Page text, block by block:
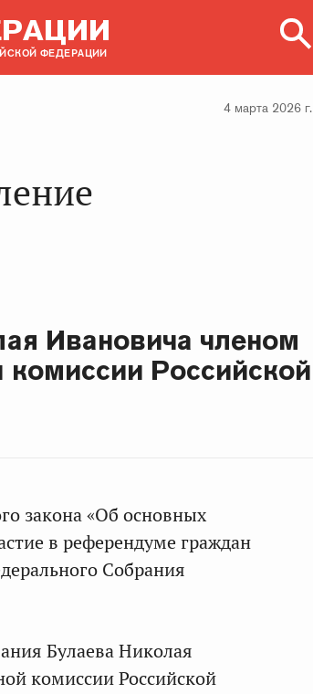
ФЕДЕРАЦИИ
Ивановича членом
комиссии Российской
4 марта 2026 г.
закона «Об основных
в референдуме граждан
Собрания
Булаева Николая
комиссии Российской